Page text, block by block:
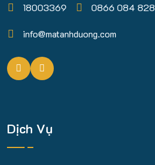
18003369 0866 084 828
info@matanhduong.com
Dịch Vụ